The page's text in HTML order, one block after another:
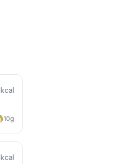
kcal
10g
kcal